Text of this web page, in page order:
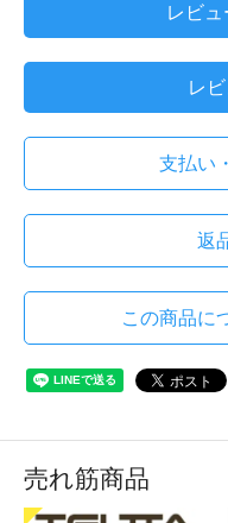
レビ
レ
支払い
返
この商品に
売れ筋商品